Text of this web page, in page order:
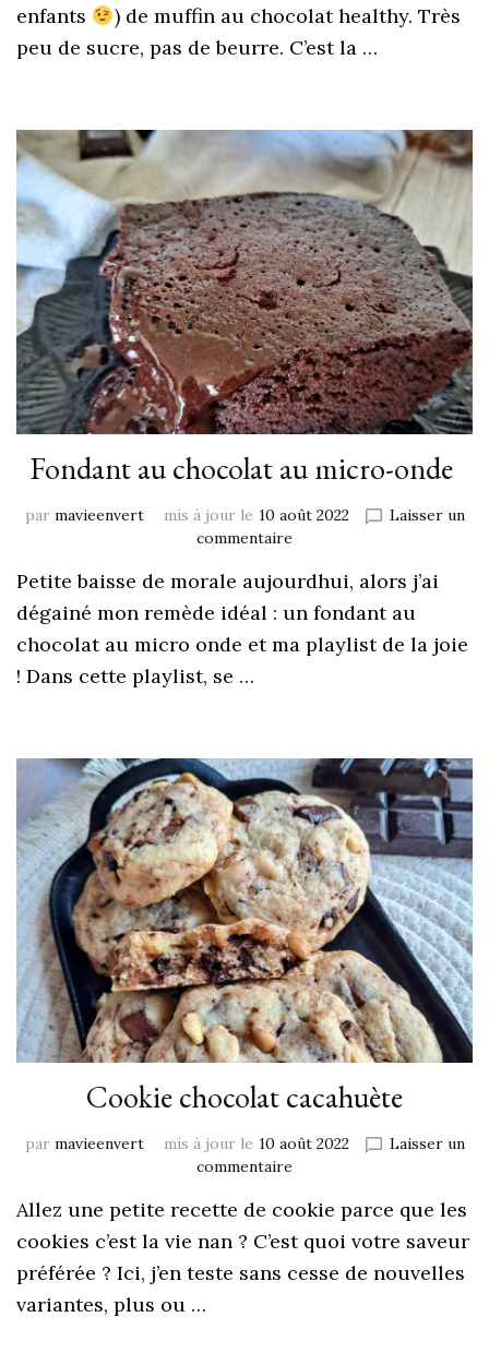
enfants
) de muffin au chocolat healthy. Très
peu de sucre, pas de beurre. C’est la …
Fondant au chocolat au micro-onde
par mavieenvert mis à jour le 10 août 2022
Laisser un
commentaire
Petite baisse de morale aujourdhui, alors j’ai
dégainé mon remède idéal : un fondant au
chocolat au micro onde et ma playlist de la joie
! Dans cette playlist, se …
Cookie chocolat cacahuète
par mavieenvert mis à jour le 10 août 2022
Laisser un
commentaire
Allez une petite recette de cookie parce que les
cookies c’est la vie nan ? C’est quoi votre saveur
préférée ? Ici, j’en teste sans cesse de nouvelles
variantes, plus ou …